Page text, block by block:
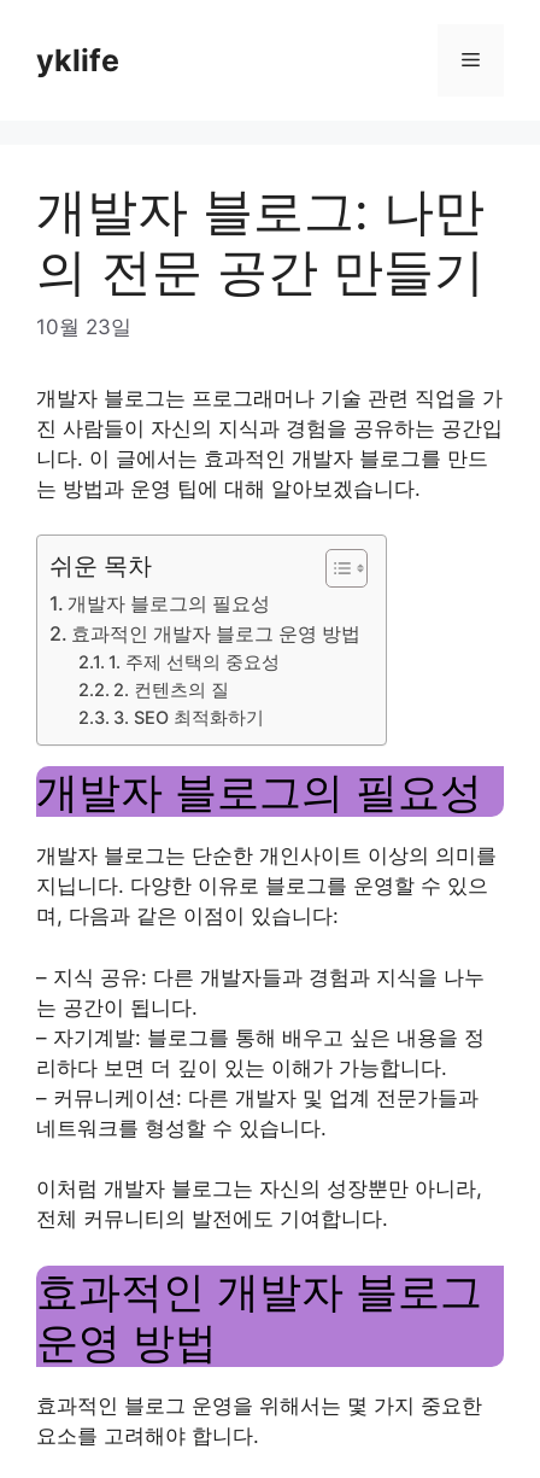
contentyklife Menu
개발자 블로그: 나만
의 전문 공간 만들기
10월 23일
개발자 블로그는 프로그래머나 기술 관련 직업을 가
진 사람들이 자신의 지식과 경험을 공유하는 공간입
니다. 이 글에서는 효과적인 개발자 블로그를 만드
는 방법과 운영 팁에 대해 알아보겠습니다.
쉬운 목차
개발자 블로그의 필요성
효과적인 개발자 블로그 운영 방법
1. 주제 선택의 중요성
2. 컨텐츠의 질
3. SEO 최적화하기
개발자 블로그의 필요성
개발자 블로그는 단순한 개인사이트 이상의 의미를
지닙니다. 다양한 이유로 블로그를 운영할 수 있으
며, 다음과 같은 이점이 있습니다:
– 지식 공유: 다른 개발자들과 경험과 지식을 나누
는 공간이 됩니다.
– 자기계발: 블로그를 통해 배우고 싶은 내용을 정
리하다 보면 더 깊이 있는 이해가 가능합니다.
– 커뮤니케이션: 다른 개발자 및 업계 전문가들과
네트워크를 형성할 수 있습니다.
이처럼 개발자 블로그는 자신의 성장뿐만 아니라,
전체 커뮤니티의 발전에도 기여합니다.
효과적인 개발자 블로그
운영 방법
효과적인 블로그 운영을 위해서는 몇 가지 중요한
요소를 고려해야 합니다.